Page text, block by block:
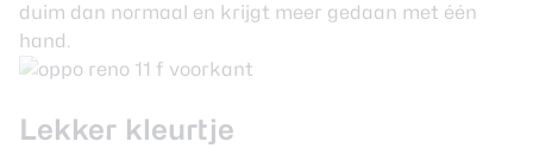
duim dan normaal en krijgt meer gedaan met één
hand.
Lekker kleurtje